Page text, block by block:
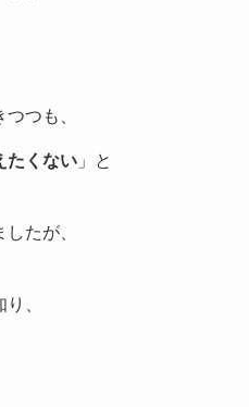
つも、
たくない」と
たが、
、